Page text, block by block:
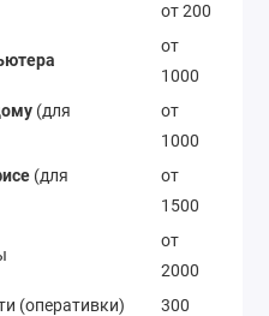
от 200
от
1000
(для
от
1000
(для
от
1500
от
2000
(оперативки)
300